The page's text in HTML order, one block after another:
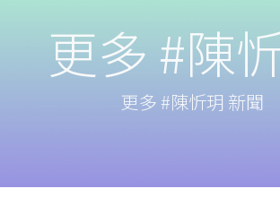
更多 #陳
更多 #陳忻玥 新聞